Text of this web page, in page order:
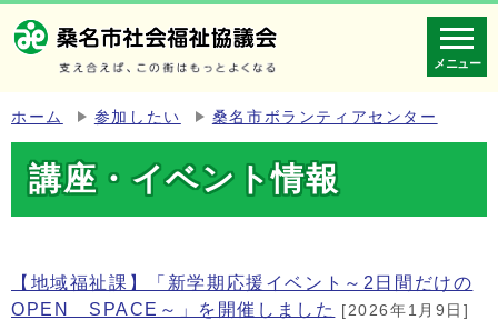
メニュー
ホーム 参加したい 桑名市ボランティアセンター
講座・イベント情報
【地域福祉課】「新学期応援イベント～2日間だけの
OPEN SPACE～」を開催しました
[2026年1月9日]